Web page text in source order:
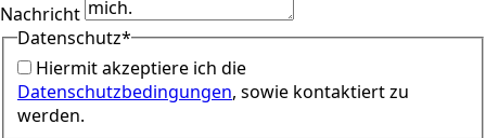
Nachricht
Datenschutz*
Hiermit akzeptiere ich die
Datenschutzbedingungen, sowie kontaktiert zu
werden.